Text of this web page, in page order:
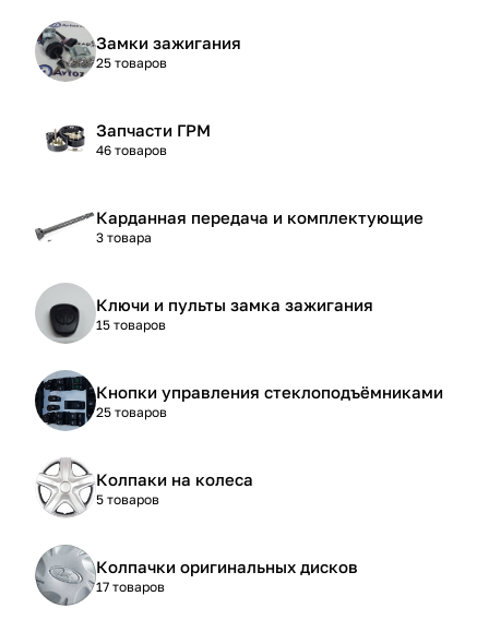
Замки зажигания
25 товаров
Запчасти ГРМ
46 товаров
Карданная передача и комплектующие
3 товара
Ключи и пульты замка зажигания
15 товаров
Кнопки управления стеклоподъёмниками
25 товаров
Колпаки на колеса
5 товаров
Колпачки оригинальных дисков
17 товаров